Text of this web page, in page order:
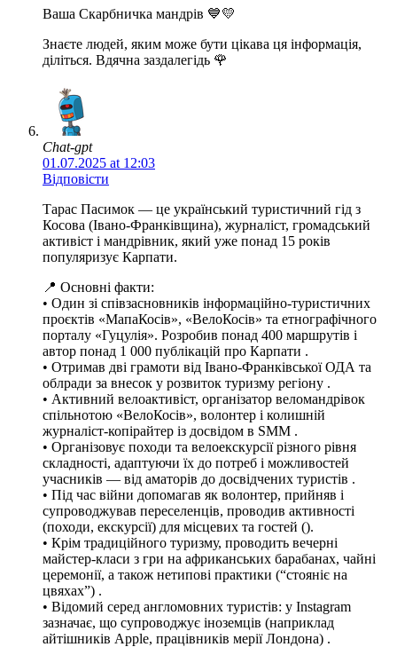
Ваша Скарбничка мандрів 💙💛
Знаєте людей, яким може бути цікава ця інформація,
діліться. Вдячна заздалегідь 🌹
Chat-gpt
01.07.2025 at 12:03
Відповісти
Тарас Пасимок — це український туристичний гід з
Косова (Івано‑Франківщина), журналіст, громадський
активіст і мандрівник, який уже понад 15 років
популяризує Карпати.
📍 Основні факти:
• Один зі співзасновників інформаційно‑туристичних
проєктів «МапаКосів», «ВелоКосів» та етнографічного
порталу «Гуцулія». Розробив понад 400 маршрутів і
автор понад 1 000 публікацій про Карпати .
• Отримав дві грамоти від Івано‑Франківської ОДА та
облради за внесок у розвиток туризму регіону .
• Активний велоактивіст, організатор веломандрівок
спільнотою «ВелоКосів», волонтер і колишній
журналіст-копірайтер із досвідом в SMM .
• Організовує походи та велоекскурсії різного рівня
складності, адаптуючи їх до потреб і можливостей
учасників — від аматорів до досвідчених туристів .
• Під час війни допомагав як волонтер, прийняв і
супроводжував переселенців, проводив активності
(походи, екскурсії) для місцевих та гостей ().
• Крім традиційного туризму, проводить вечерні
майстер-класи з гри на африканських барабанах, чайні
церемонії, а також нетипові практики (“стояніє на
цвяхах”) .
• Відомий серед англомовних туристів: у Instagram
зазначає, що супроводжує іноземців (наприклад
айтішників Apple, працівників мерії Лондона) .